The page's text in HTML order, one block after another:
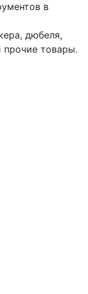
в
дюбеля,
прочие товары.